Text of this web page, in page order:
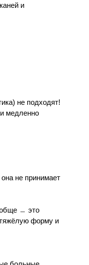
и
не подходят!
медленно
не принимает
﹘ это
тяжёлую форму и